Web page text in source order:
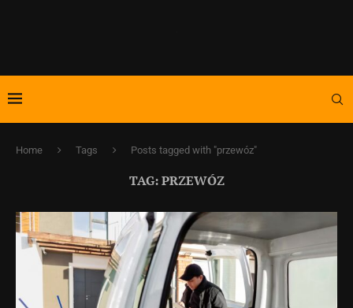
Home Tags Posts tagged with "przewóz"
TAG:PRZEWÓZ